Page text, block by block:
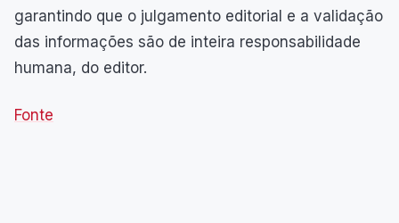
garantindo que o julgamento editorial e a validação
das informações são de inteira responsabilidade
humana, do editor.
Fonte